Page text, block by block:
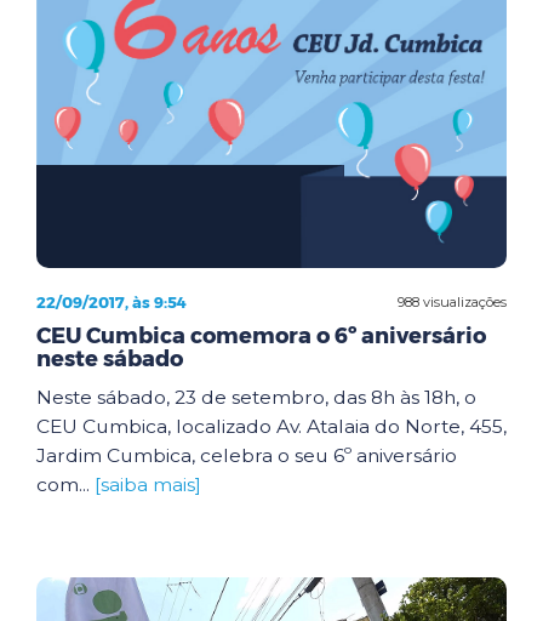
988 visualizações
22/09/2017, às 9:54
CEU Cumbica comemora o 6º aniversário
neste sábado
Neste sábado, 23 de setembro, das 8h às 18h, o
CEU Cumbica, localizado Av. Atalaia do Norte, 455,
Jardim Cumbica, celebra o seu 6º aniversário
com... [saiba mais]